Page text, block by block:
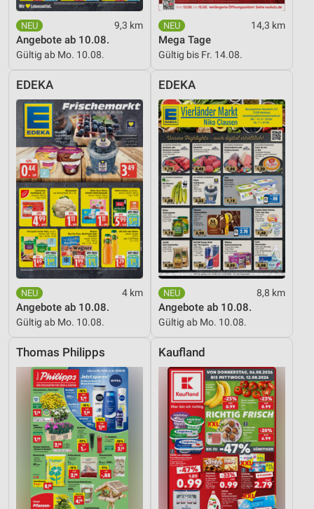
9,3 km
Angebote ab 10.08.
Gültig ab Mo. 10.08.
14,3 km
Mega Tage
Gültig bis Fr. 14.08.
EDEKA
4 km
Angebote ab 10.08.
Gültig ab Mo. 10.08.
EDEKA
8,8 km
Angebote ab 10.08.
Gültig ab Mo. 10.08.
Thomas Philipps Kaufland